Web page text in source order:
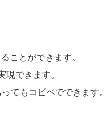
ことができます。
現できます。
てもコピペでできます。